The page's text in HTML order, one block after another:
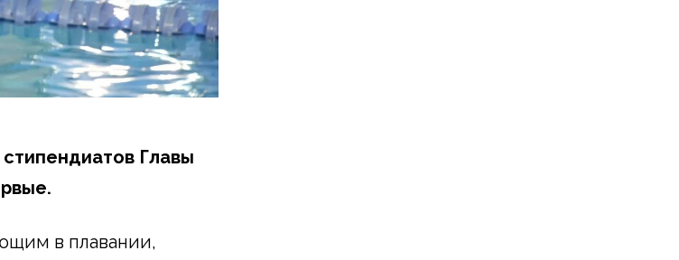
Главы
в плавании,